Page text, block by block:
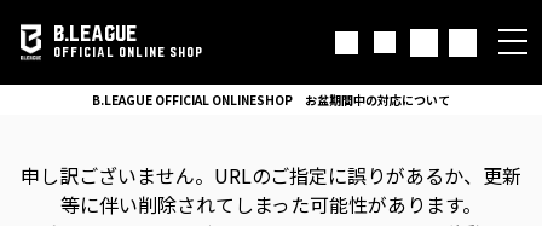
B.LEAGUE
OFFICIAL ONLINE SHOP
B.LEAGUE OFFICIAL ONLINESHOP お盆期間中の対応について
申し訳ございません。 URLのご指定に誤りがあるか、更新
等に伴い削除されてしまった可能性があります。